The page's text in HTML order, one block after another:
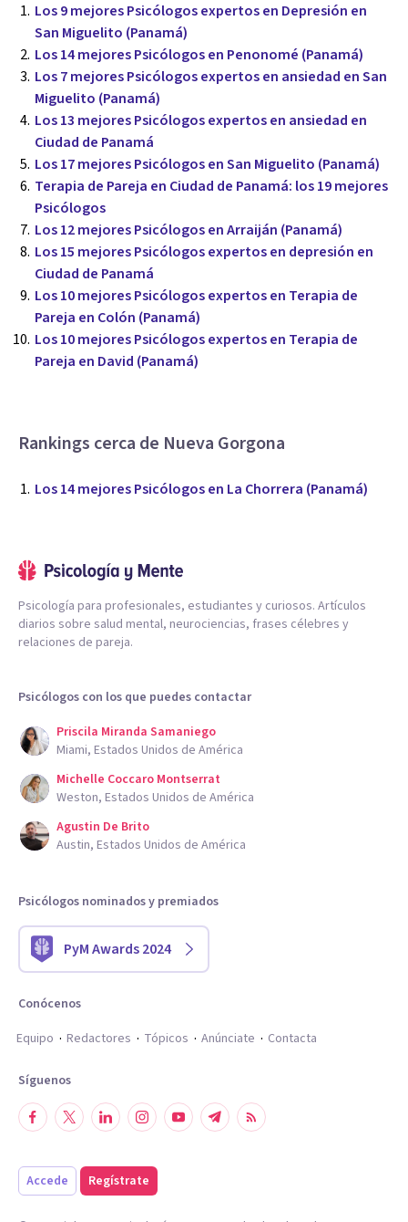
Los 9 mejores Psicólogos expertos en Depresión en
San Miguelito (Panamá)
Los 14 mejores Psicólogos en Penonomé (Panamá)
Los 7 mejores Psicólogos expertos en ansiedad en San
Miguelito (Panamá)
Los 13 mejores Psicólogos expertos en ansiedad en
Ciudad de Panamá
Los 17 mejores Psicólogos en San Miguelito (Panamá)
Terapia de Pareja en Ciudad de Panamá: los 19 mejores
Psicólogos
Los 12 mejores Psicólogos en Arraiján (Panamá)
Los 15 mejores Psicólogos expertos en depresión en
Ciudad de Panamá
Los 10 mejores Psicólogos expertos en Terapia de
Pareja en Colón (Panamá)
Los 10 mejores Psicólogos expertos en Terapia de
Pareja en David (Panamá)
Rankings cerca de Nueva Gorgona
Los 14 mejores Psicólogos en La Chorrera (Panamá)
Psicología para profesionales, estudiantes y curiosos. Artículos
diarios sobre salud mental, neurociencias, frases célebres y
relaciones de pareja.
Psicólogos con los que puedes contactar
Priscila Miranda Samaniego
Miami, Estados Unidos de América
Michelle Coccaro Montserrat
Weston, Estados Unidos de América
Agustin De Brito
Austin, Estados Unidos de América
Psicólogos nominados y premiados
PyM Awards 2024
Conócenos
Equipo
Redactores Tópicos Anúnciate Contacta
Síguenos
Accede Regístrate